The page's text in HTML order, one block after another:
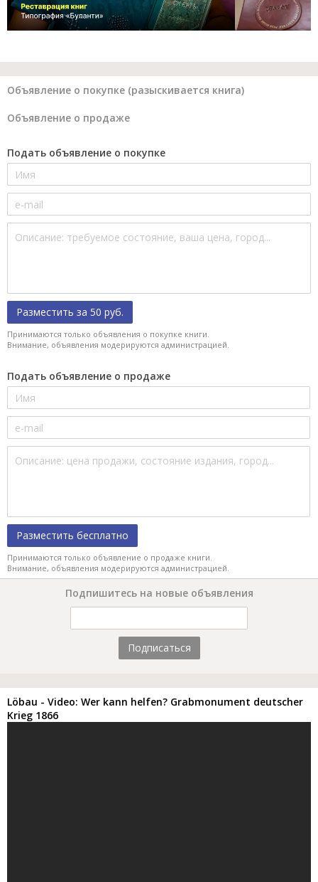
Объявление о покупке (разыскивается книга)
Объявление о продаже
Подать объявление о покупке
Разместить за 50 руб.
Принимаются только объявления о покупке книги.
Внимание, объявления модерируются администрацией.
Подать объявление о продаже
Разместить бесплатно
Принимаются только объявление о продаже книги.
Внимание, объявления модерируются администрацией.
Подпишитесь на новые объявления
Подписаться
Löbau - Video: Wer kann helfen? Grabmonument deutscher
Krieg 1866